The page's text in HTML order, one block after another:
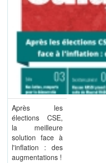
Après les
élections CSE,
la meilleure
solution face à
l'inflation : des
augmentations !